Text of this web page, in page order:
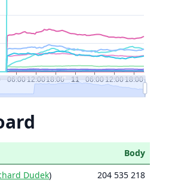
Body
Dudek)
204 535 218